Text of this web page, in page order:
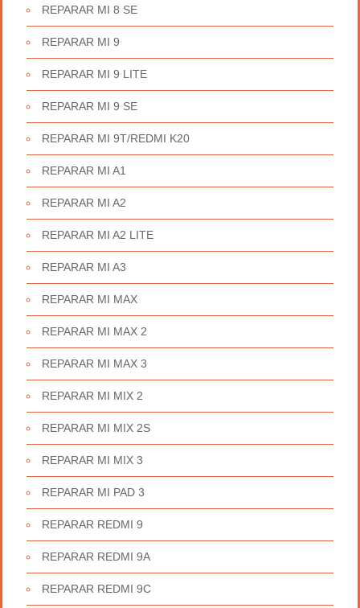
REPARAR MI 8 SE
REPARAR MI 9
REPARAR MI 9 LITE
REPARAR MI 9 SE
REPARAR MI 9T/REDMI K20
REPARAR MI A1
REPARAR MI A2
REPARAR MI A2 LITE
REPARAR MI A3
REPARAR MI MAX
REPARAR MI MAX 2
REPARAR MI MAX 3
REPARAR MI MIX 2
REPARAR MI MIX 2S
REPARAR MI MIX 3
REPARAR MI PAD 3
REPARAR REDMI 9
REPARAR REDMI 9A
REPARAR REDMI 9C